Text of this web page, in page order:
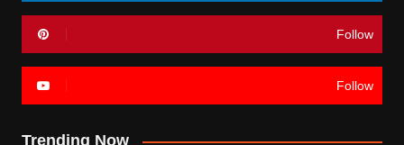
Follow
Follow
Trending Now